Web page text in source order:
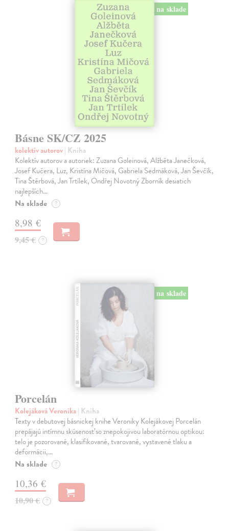
na sklade
Básne SK/CZ 2025
kolektív autorov| Kniha
Kolektív autorov a autoriek: Zuzana Goleinová, Alžběta Janečková,
Josef Kučera, Luz, Kristína Mičová, Gabriela Sedmáková, Jan Ševčík,
Tina Štěrbová, Jan Trtílek, Ondřej Novotný Zborník desiatich
najlepších…
Na sklade ?
8,98 €
9,45 € ?
na sklade
Porcelán
Kolejáková Veronika| Kniha
Texty v debutovej básnickej knihe Veroniky Kolejákovej Porcelán
prepájajú intímnu skúsenosť so znepokojivou laboratórnou optikou:
telo je pozorované, klasifikované, tvarované, vystavené tlaku a
deformácii,…
Na sklade ?
10,36 €
10,90 € ?